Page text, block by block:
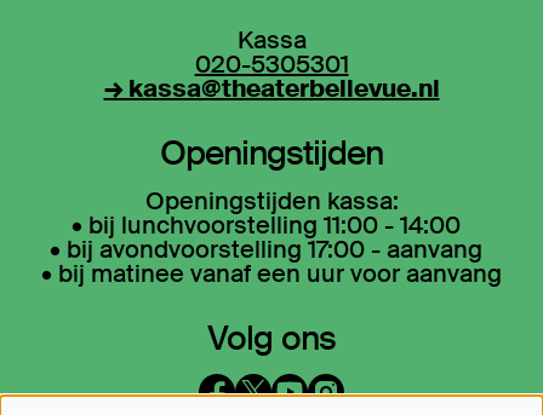
Kassa
020-5305301
→ kassa@theaterbellevue.nl
Openingstijden
Openingstijden kassa:
• bij lunchvoorstelling 11:00 - 14:00
• bij avondvoorstelling 17:00 - aanvang
• bij matinee vanaf een uur voor aanvang
Volg ons